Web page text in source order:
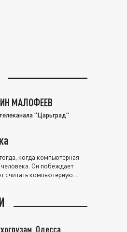
МАЛОФЕЕВ
"Царьград"
когда компьютерная
Он побеждает
считать компьютерную
Одесса.